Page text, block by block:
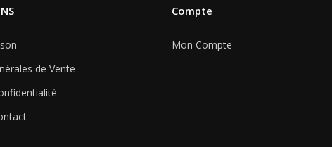
de Vente
Compte
Mon Compte